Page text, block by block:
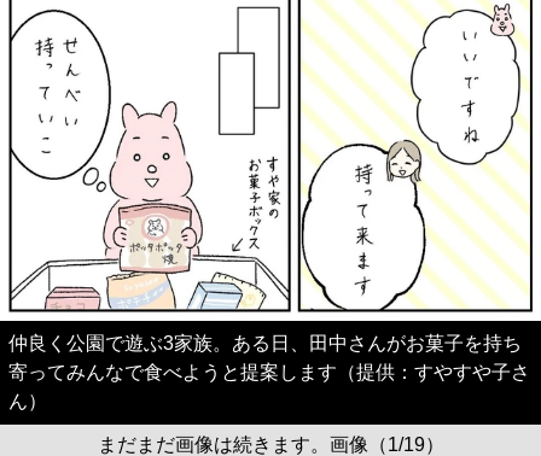
仲良く公園で遊ぶ3家族。ある日、田中さんがお菓子を持ち
寄ってみんなで食べようと提案します（提供：すやすや子さ
ん）
まだまだ画像は続きます。画像（1/19）